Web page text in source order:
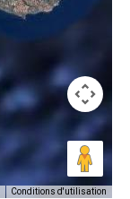
Conditions d'utilisation